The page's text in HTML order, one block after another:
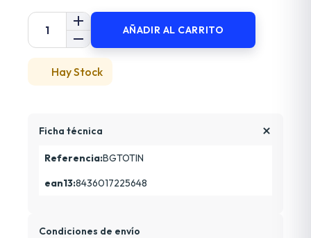
AÑADIR AL CARRITO
Hay Stock
Ficha técnica
Referencia:BGTOTIN
ean13:8436017225648
Condiciones de envío